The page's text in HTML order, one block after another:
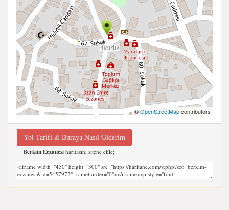
©OpenStreetMapcontributors
Yol Tarifi & Buraya Nasıl Giderim
Berkim Eczanesi haritasını sitene ekle;